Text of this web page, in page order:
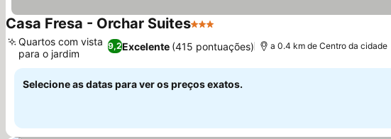
Casa Fresa - Orchar Suites3 Estrelas
9,2Excelente (415 pontuações)
Quartos com vista
para o jardim
a 0.4 km de Centro da cidade
Selecione as datas para ver os preços exatos.